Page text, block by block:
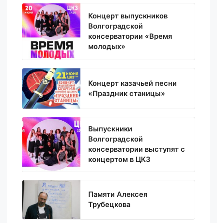
Концерт выпускников
Волгоградской
консерватории «Время
молодых»
Концерт казачьей песни
«Праздник станицы»
Выпускники
Волгоградской
консерватории выступят с
концертом в ЦКЗ
Памяти Алексея
Трубецкова